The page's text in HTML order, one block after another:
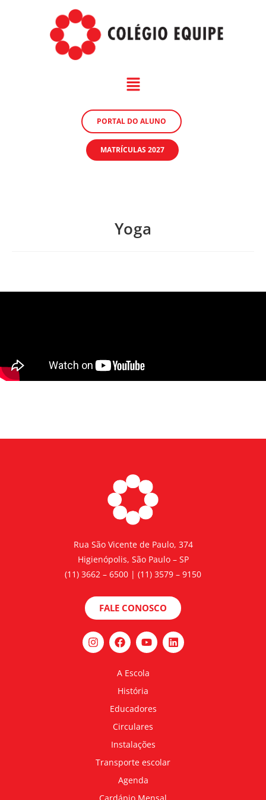
PORTAL DO ALUNO
MATRÍCULAS 2027
Yoga
Rua São Vicente de Paulo, 374
Higienópolis, São Paulo – SP
(11) 3662 – 6500 | (11) 3579 – 9150
FALE CONOSCO
A Escola
História
Educadores
Circulares
Instalações
Transporte escolar
Agenda
Cardápio Mensal